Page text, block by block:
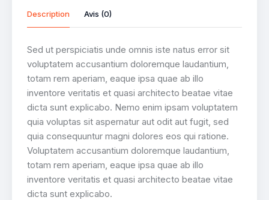
Description Avis (0)
Sed ut perspiciatis unde omnis iste natus error sit
voluptatem accusantium doloremque laudantium,
totam rem aperiam, eaque ipsa quae ab illo
inventore veritatis et quasi architecto beatae vitae
dicta sunt explicabo. Nemo enim ipsam voluptatem
quia voluptas sit aspernatur aut odit aut fugit, sed
quia consequuntur magni dolores eos qui ratione.
Voluptatem accusantium doloremque laudantium,
totam rem aperiam, eaque ipsa quae ab illo
inventore veritatis et quasi architecto beatae vitae
dicta sunt explicabo.